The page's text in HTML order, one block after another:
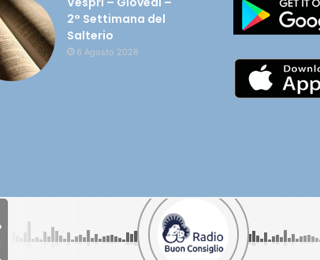
2° Settimana del
Salterio
6 Agosto 2026
nel tuo cuore - CF 90005450649 |Cookie e Privacy|